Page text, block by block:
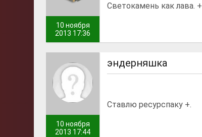
10 ноября
2013 17:36
Светокамень как лава. +
10 ноября
2013 17:44
эндерняшка
Ставлю ресурспаку +.